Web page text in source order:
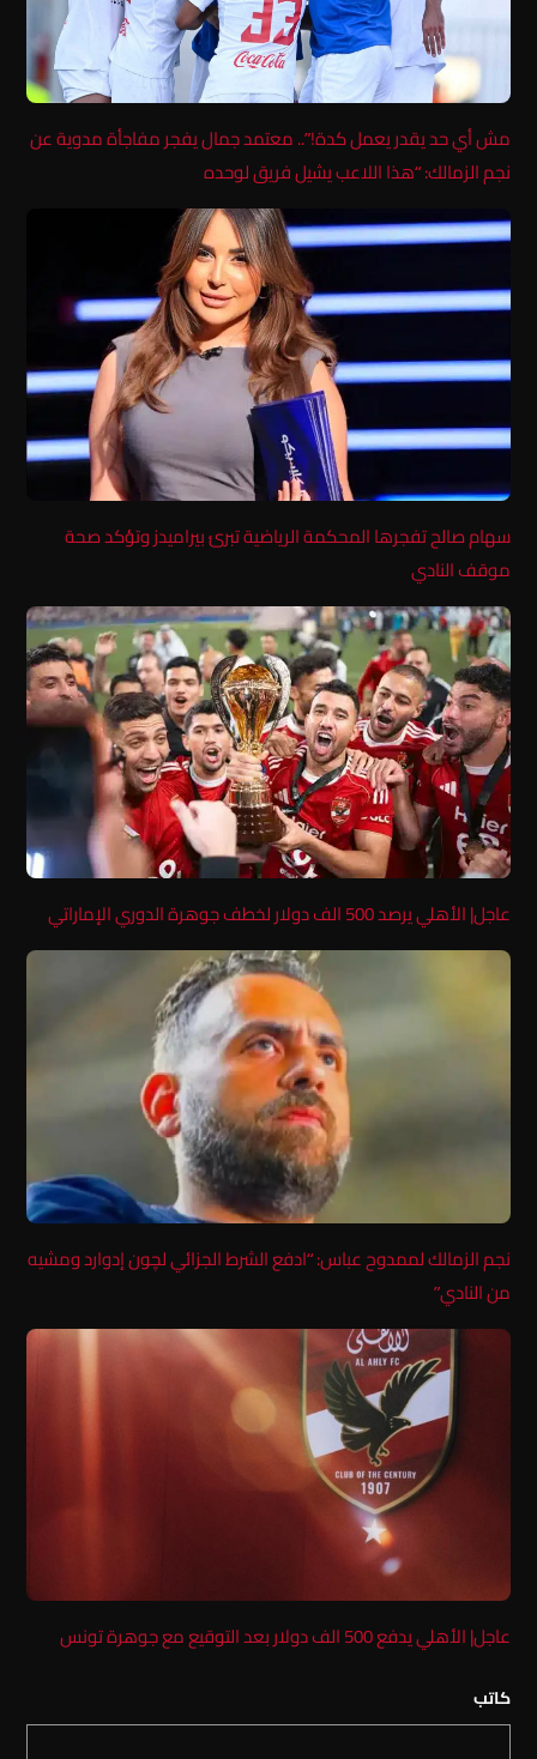
مش أي حد يقدر يعمل كدة!”.. معتمد جمال يفجر مفاجأة مدوية عن
نجم الزمالك: “هذا اللاعب يشيل فريق لوحده
سهام صالح تفجرها المحكمة الرياضية تبرئ بيراميدز وتؤكد صحة
موقف النادي
عاجل| الأهلي يرصد 500 الف دولار لخطف جوهرة الدوري الإماراتي
نجم الزمالك لممدوح عباس: “ادفع الشرط الجزائي لچون إدوارد ومشيه
من النادي”
عاجل| الأهلي يدفع 500 الف دولار بعد التوقيع مع جوهرة تونس
كاتب